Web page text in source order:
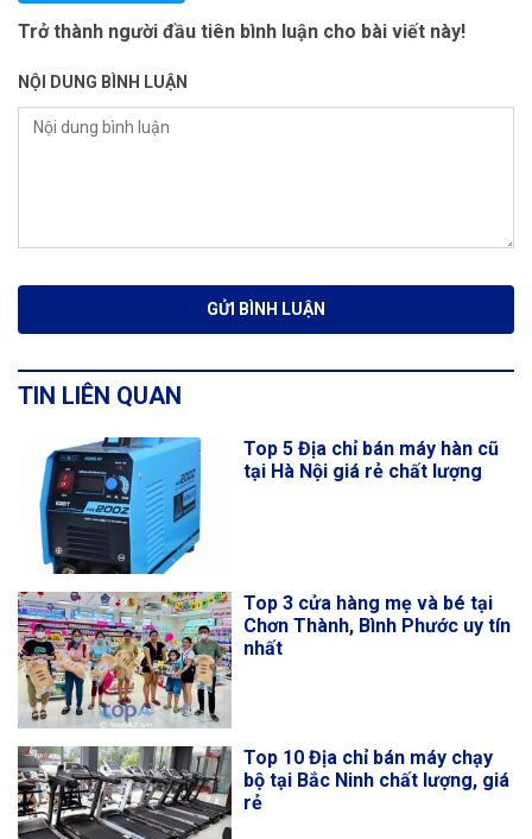
Trở thành người đầu tiên bình luận cho bài viết này!
NỘI DUNG BÌNH LUẬN
TIN LIÊN QUAN
Top 5 Địa chỉ bán máy hàn cũ
tại Hà Nội giá rẻ chất lượng
Top 3 cửa hàng mẹ và bé tại
Chơn Thành, Bình Phước uy tín
nhất
Top 10 Địa chỉ bán máy chạy
bộ tại Bắc Ninh chất lượng, giá
rẻ